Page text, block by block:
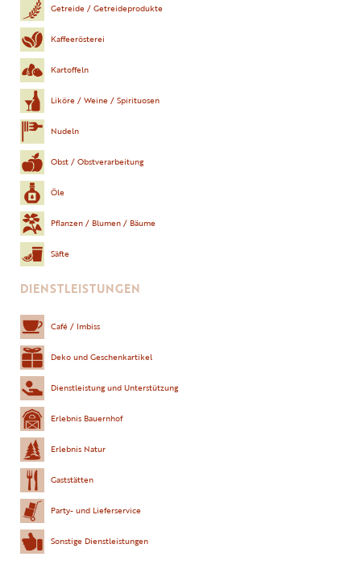
Getreide / Getreideprodukte
Kaffeerösterei
Kartoffeln
Liköre / Weine / Spirituosen
Nudeln
Obst / Obstverarbeitung
Öle
Pflanzen / Blumen / Bäume
Säfte
DIENSTLEISTUNGEN
Café / Imbiss
Deko und Geschenkartikel
Dienstleistung und Unterstützung
Erlebnis Bauernhof
Erlebnis Natur
Gaststätten
Party- und Lieferservice
Sonstige Dienstleistungen